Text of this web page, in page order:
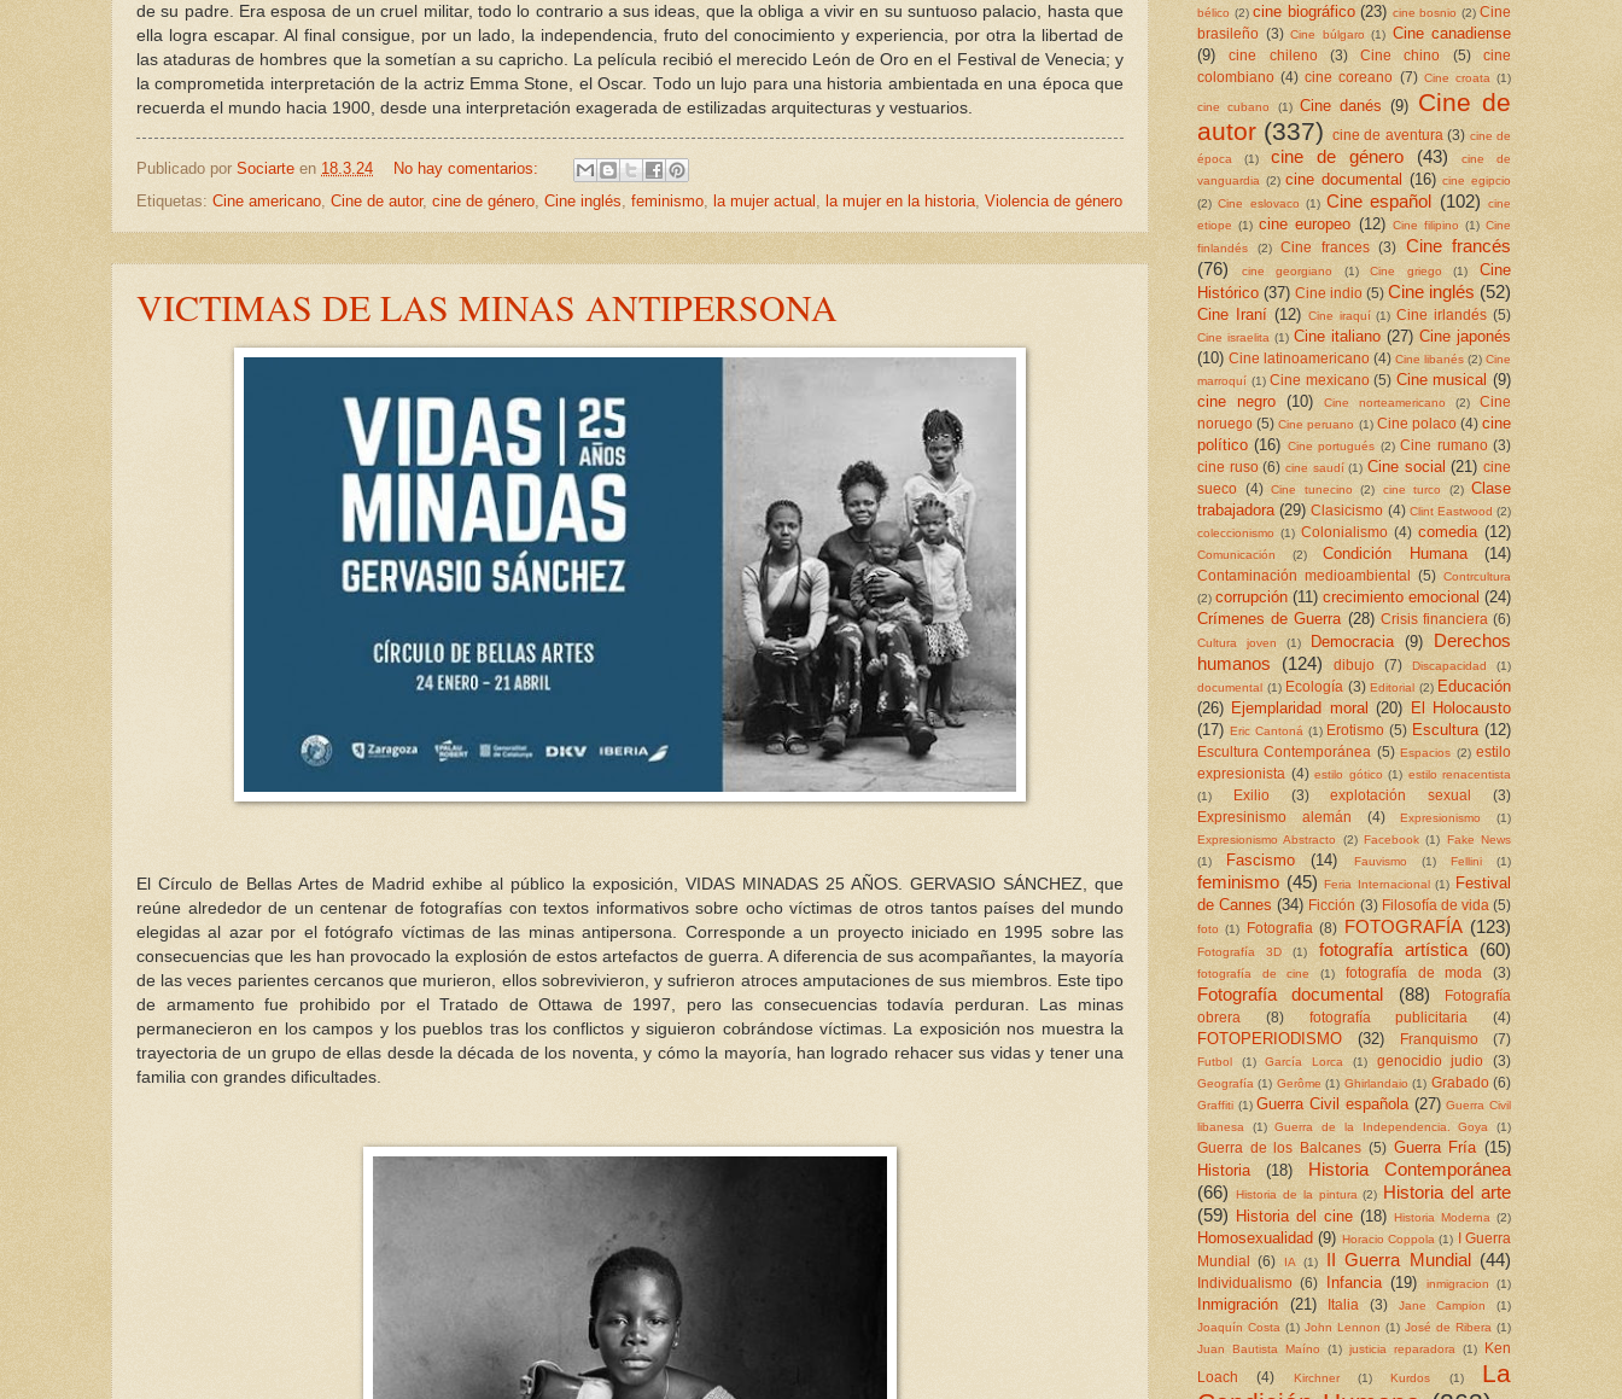
de su padre. Era esposa de un cruel militar, todo lo contrario a sus ideas, que la obliga a vivir en su suntuoso palacio, hasta que
ella logra escapar. Al final consigue, por un lado, la independencia, fruto del conocimiento y experiencia, por otra la libertad de
las ataduras de hombres que la sometían a su capricho. La película recibió el merecido León de Oro en el Festival de Venecia; y
la comprometida interpretación de la actriz Emma Stone, el Oscar. Todo un lujo para una historia ambientada en una época que
recuerda el mundo hacia 1900, desde una interpretación exagerada de estilizadas arquitecturas y vestuarios.
Publicado por Sociarte en 18.3.24
No hay comentarios:
Etiquetas: Cine americano, Cine de autor, cine de género, Cine inglés, feminismo, la mujer actual , la mujer en la historia, Violencia de género
VICTIMAS DE LAS MINAS ANTIPERSONA
El Círculo de Bellas Artes de Madrid exhibe al público la exposición, VIDAS MINADAS 25 AÑOS. GERVASIO SÁNCHEZ, que
reúne alrededor de un centenar de fotografías con textos informativos sobre ocho víctimas de otros tantos países del mundo
elegidas al azar por el fotógrafo víctimas de las minas antipersona. Corresponde a un proyecto iniciado en 1995 sobre las
consecuencias que les han provocado la explosión de estos artefactos de guerra. A diferencia de sus acompañantes, la mayoría
de las veces parientes cercanos que murieron, ellos sobrevivieron, y sufrieron atroces amputaciones de sus miembros. Este tipo
de armamento fue prohibido por el Tratado de Ottawa de 1997, pero las consecuencias todavía perduran. Las minas
permanecieron en los campos y los pueblos tras los conflictos y siguieron cobrándose víctimas. La exposición nos muestra la
trayectoria de un grupo de ellas desde la década de los noventa, y cómo la mayoría, han logrado rehacer sus vidas y tener una
familia con grandes dificultades.
bélico (2) cine biográfico (23) cine bosnio (2) Cine
brasileño (3) Cine búlgaro (1) Cine canadiense
(9)
cine chileno (3) Cine chino (5)
cine
colombiano (4) cine coreano (7) Cine croata (1)
cine cubano (1) Cine danés (9) Cine de
autor (337) cine de aventura (3) cine de
época
(1) cine de género (43)
cine de
vanguardia (2) cine documental (16) cine egipcio
(2) Cine eslovaco (1) Cine español (102)
cine
etiope (1) cine europeo (12) Cine filipino (1) Cine
finlandés
(2) Cine frances (3)
Cine francés
(76)
cine georgiano (1) Cine griego (1)
Cine
Histórico (37) Cine indio (5) Cine inglés (52)
Cine Iraní (12) Cine iraquí (1) Cine irlandés (5)
Cine israelita (1) Cine italiano (27) Cine japonés
(10) Cine latinoamericano (4) Cine libanés (2) Cine
marroquí (1) Cine mexicano (5) Cine musical (9)
cine negro (10) Cine norteamericano (2)
Cine
noruego (5) Cine peruano (1) Cine polaco (4) cine
político (16) Cine portugués (2) Cine rumano (3)
cine ruso (6) cine saudí (1) Cine social (21) cine
sueco (4) Cine tunecino (2) cine turco (2) Clase
trabajadora (29) Clasicismo (4) Clint Eastwood (2)
coleccionismo (1) Colonialismo (4) comedia (12)
Comunicación (2) Condición Humana (14)
Contaminación medioambiental (5) Contrcultura
(2) corrupción (11) crecimiento emocional (24)
Crímenes de Guerra (28) Crisis financiera (6)
Cultura joven (1) Democracia (9)
Derechos
humanos (124) dibujo (7) Discapacidad
(1)
documental (1) Ecología (3) Editorial (2) Educación
(26) Ejemplaridad moral (20) El Holocausto
(17) Eric Cantoná (1) Erotismo (5) Escultura (12)
Escultura Contemporánea (5) Espacios (2) estilo
expresionista (4) estilo gótico (1) estilo renacentista
(1)
Exilio (3) explotación sexual
(3)
Expresinismo alemán
(4) Expresionismo
(1)
Expresionismo Abstracto
(2) Facebook (1)
Fake News
(1)
Fascismo (14) Fauvismo (1) Fellini (1)
feminismo (45) Feria Internacional (1)
Festival
de Cannes (34) Ficción (3) Filosofía de vida (5)
foto (1) Fotografia (8) FOTOGRAFÍA (123)
Fotografía 3D (1) fotografía artística (60)
fotografía de cine (1) fotografía de moda (3)
Fotografía documental (88)
Fotografía
obrera
(8) fotografía publicitaria (4)
FOTOPERIODISMO (32) Franquismo (7)
Futbol (1) García Lorca (1) genocidio judio (3)
Geografía (1) Gerôme (1) Ghirlandaio (1) Grabado (6)
Graffiti (1) Guerra Civil española (27) Guerra Civil
libanesa
(1) Guerra de la Independencia. Goya (1)
Guerra de los Balcanes (5) Guerra Fría (15)
Historia
(18)
Historia Contemporánea
(66)
Historia de la pintura (2) Historia del arte
(59) Historia del cine (18) Historia Moderna (2)
Homosexualidad (9) Horacio Coppola (1)
I Guerra
Mundial
(6) IA (1) II Guerra Mundial (44)
Individualismo (6) Infancia (19) inmigracion (1)
Inmigración (21) Italia (3) Jane Campion
(1)
Joaquín Costa (1) John Lennon (1) José de Ribera (1)
Juan Bautista Maíno (1) justicia reparadora (1)
Ken
Loach
(4) Kirchner (1) Kurdos (1)
La